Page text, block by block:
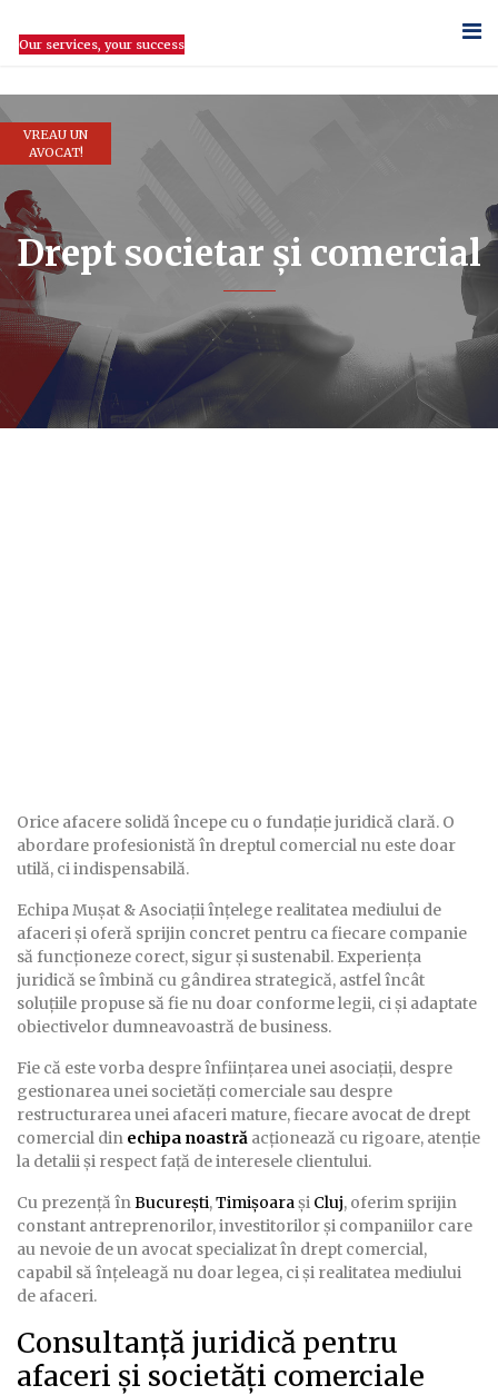
Our services, your success
VREAU UN
AVOCAT!
Drept societar și comercial
Orice afacere solidă începe cu o fundație juridică clară. O
abordare profesionistă în dreptul comercial nu este doar
utilă, ci indispensabilă.
Echipa Muşat & Asociații înțelege realitatea mediului de
afaceri și oferă sprijin concret pentru ca fiecare companie
să funcționeze corect, sigur și sustenabil. Experiența
juridică se îmbină cu gândirea strategică, astfel încât
soluțiile propuse să fie nu doar conforme legii, ci și adaptate
obiectivelor dumneavoastră de business.
Fie că este vorba despre înființarea unei asociații, despre
gestionarea unei societăți comerciale sau despre
restructurarea unei afaceri mature, fiecare avocat de drept
comercial din echipa noastră acționează cu rigoare, atenție
la detalii și respect față de interesele clientului.
Cu prezență înBucurești,Timișoarași Cluj, oferim sprijin
constant antreprenorilor, investitorilor și companiilor care
au nevoie de un avocat specializat în drept comercial,
capabil să înțeleagă nu doar legea, ci și realitatea mediului
de afaceri.
Consultanță juridică pentru
afaceri și societăți comerciale